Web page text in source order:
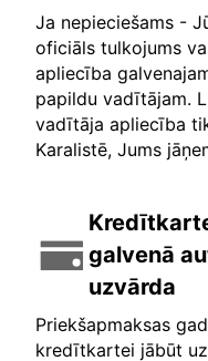
Ja nepieciešams -
oficiāls tulkojums
apliecība
papildu vadītājam.
vadītāja apliecība
Karalistē, Jums
galvenā
uzvārda
Priekšapmaksas
kredītkartei jābūt